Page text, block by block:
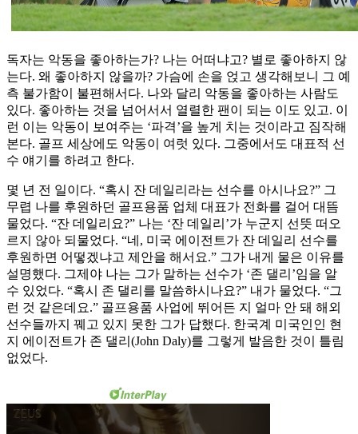
독자는 악동을 좋아하는가? 나는 어떠냐고? 별로 좋아하지 않
는다. 왜 좋아하지 않을까? 가슴에 손을 얹고 생각해보니 그 예
측 불가함이 불편해서다. 나와 달리 악동을 좋아하는 사람도
있다. 좋아하는 것을 넘어서서 열렬한 팬이 되는 이도 있고. 이
런 이는 악동이 보여주는 ‘파격’을 높게 치는 것이라고 짐작해
본다. 골프 세상에도 악동이 여럿 있다. 그중에서도 대표적 선
수 얘기를 하려고 한다.
몇 년 전 일이다. “혹시 잔 데일리라는 선수를 아시나요?” 그
무렵 나를 후원하던 골프용품 업체 대표가 전화를 걸어 대뜸
물었다. “잔 데일리요?” 나는 ‘잔 데일리’가 누군지 선뜻 떠오
르지 않아 되물었다. “네, 미국 에이전트가 잔 데일리 선수를
후원하면 어떻겠냐고 제안을 해서요.” 그가 내게 물은 이유를
설명했다. 그제야 나는 그가 말하는 선수가 ‘존 댈리’임을 알
수 있었다. “혹시 존 댈리를 말씀하시나요?” 내가 물었다. “그
런 것 같은데요.” 골프용품 사업에 뛰어든 지 얼마 안 돼 해외
선수들까지 꿰고 있지 못한 그가 답했다. 한국계 미국인인 현
지 에이전트가 존 댈리(John Daly)를 그렇게 발음한 것이 틀림
없었다.